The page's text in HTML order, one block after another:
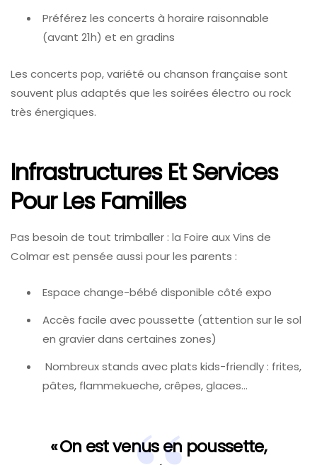
Préférez les concerts à horaire raisonnable
(avant 21h) et en gradins
Les concerts pop, variété ou chanson française sont
souvent plus adaptés que les soirées électro ou rock
très énergiques.
Infrastructures Et Services
Pour Les Familles
Pas besoin de tout trimballer : la Foire aux Vins de
Colmar est pensée aussi pour les parents :
Espace change-bébé disponible côté expo
Accès facile avec poussette (attention sur le sol
en gravier dans certaines zones)
️ Nombreux stands avec plats kids-friendly : frites,
pâtes, flammekueche, crêpes, glaces…
« On est venus en poussette,